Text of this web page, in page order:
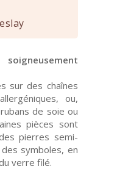
sur des chaînes
ou,
de soie ou
pièces sont
pierres semi-
symboles, en
verre filé.